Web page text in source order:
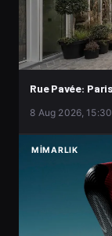
Rue Pavée:
8 Aug 2026, 15:30
MIMARLIK